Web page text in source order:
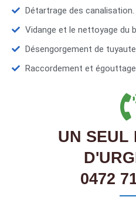
Détartrage des canalisation.
Vidange et le nettoyage du
Désengorgement de
Raccordement et
UN SEUL
0472